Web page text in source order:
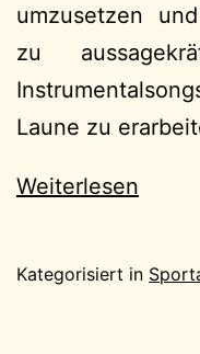
umzusetzen
zu
Laune zu
Weiterlesen
Kategorisiert in